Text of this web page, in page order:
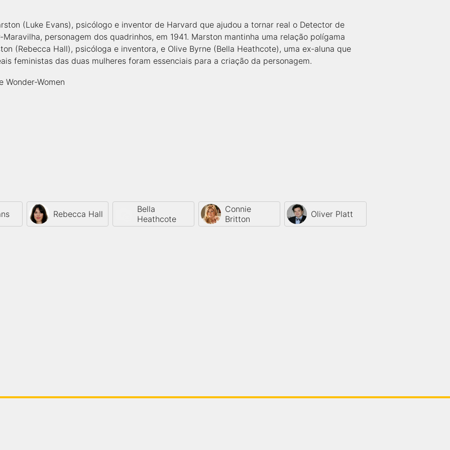
(Luke Evans), psicólogo e inventor de Harvard que ajudou a tornar real o Detector de
personagem dos quadrinhos, em 1941. Marston mantinha uma relação polígama
(Rebecca Hall), psicóloga e inventora, e Olive Byrne (Bella Heathcote), uma ex-aluna que
feministas das duas mulheres foram essenciais para a criação da personagem.
Wonder-Women
Rebecca Hall
Bella
Heathcote
Connie
Britton
Oliver Platt